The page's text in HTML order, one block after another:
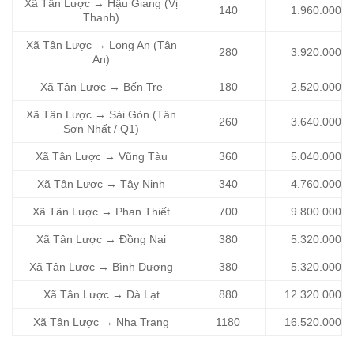
Xã Tân Lược → Hậu Giang (Vị
Thanh)
140 1.960.000
Xã Tân Lược → Long An (Tân
An)
280 3.920.000
Xã Tân Lược → Bến Tre 180 2.520.000
Xã Tân Lược → Sài Gòn (Tân
Sơn Nhất / Q1)
260 3.640.000
Xã Tân Lược → Vũng Tàu 360 5.040.000
Xã Tân Lược → Tây Ninh 340 4.760.000
Xã Tân Lược → Phan Thiết 700 9.800.000
Xã Tân Lược → Đồng Nai 380 5.320.000
Xã Tân Lược → Bình Dương 380 5.320.000
Xã Tân Lược → Đà Lạt 880 12.320.000
Xã Tân Lược → Nha Trang 1180 16.520.000